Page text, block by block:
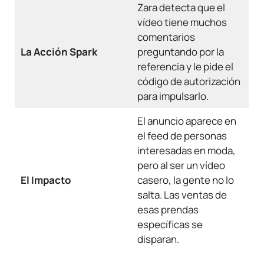
La Acción Spark
Zara detecta que el
vídeo tiene muchos
comentarios
preguntando por la
referencia y le pide el
código de autorización
para impulsarlo.
El Impacto
El anuncio aparece en
el feed de personas
interesadas en moda,
pero al ser un vídeo
casero, la gente no lo
salta. Las ventas de
esas prendas
específicas se
disparan.